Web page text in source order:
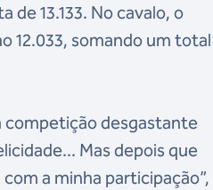
13.133. No cavalo, o
12.033, somando um total
competição desgastante
Mas depois que
a minha participação”,